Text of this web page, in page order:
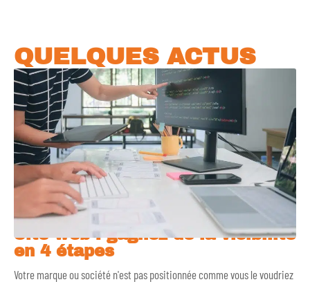
QUELQUES ACTUS
Site web : gagnez de la visibilité
en 4 étapes
Votre marque ou société n'est pas positionnée comme vous le voudriez